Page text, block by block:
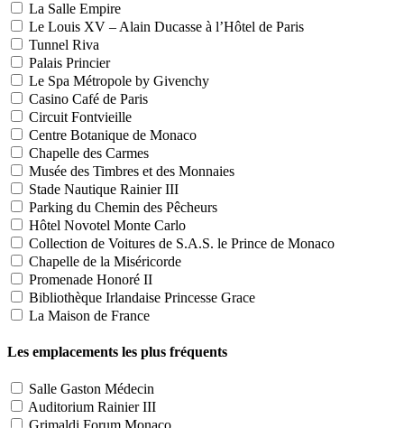
La Salle Empire
Le Louis XV – Alain Ducasse à l’Hôtel de Paris
Tunnel Riva
Palais Princier
Le Spa Métropole by Givenchy
Casino Café de Paris
Circuit Fontvieille
Centre Botanique de Monaco
Chapelle des Carmes
Musée des Timbres et des Monnaies
Stade Nautique Rainier III
Parking du Chemin des Pêcheurs
Hôtel Novotel Monte Carlo
Collection de Voitures de S.A.S. le Prince de Monaco
Chapelle de la Miséricorde
Promenade Honoré II
Bibliothèque Irlandaise Princesse Grace
La Maison de France
Les emplacements les plus fréquents
Salle Gaston Médecin
Auditorium Rainier III
Grimaldi Forum Monaco